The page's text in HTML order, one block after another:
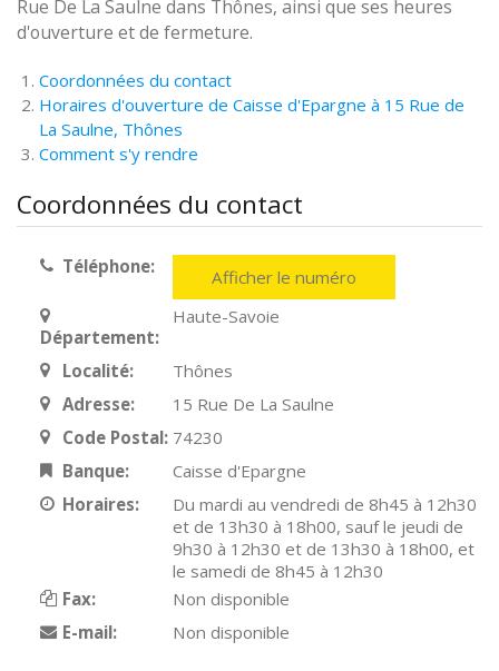
Rue De La Saulne dans Thônes, ainsi que ses heures
d'ouverture et de fermeture.
Coordonnées du contact
Horaires d'ouverture de Caisse d'Epargne à 15 Rue de
La Saulne, Thônes
Comment s'y rendre
Coordonnées du contact
Téléphone: Afficher le numéro
Département:
Haute-Savoie
Localité:
Thônes
Adresse:
15 Rue De La Saulne
Code Postal: 74230
Banque:
Caisse d'Epargne
Horaires:
Du mardi au vendredi de 8h45 à 12h30
et de 13h30 à 18h00, sauf le jeudi de
9h30 à 12h30 et de 13h30 à 18h00, et
le samedi de 8h45 à 12h30
Fax:
Non disponible
E-mail:
Non disponible